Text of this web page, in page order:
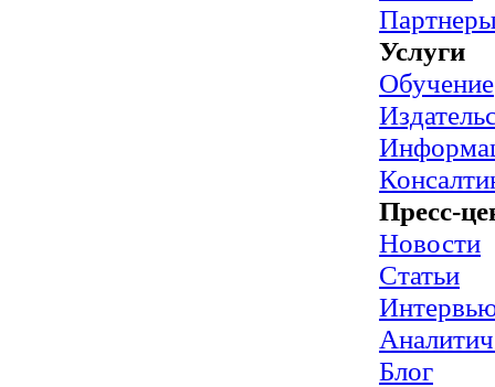
Услуги
Обучение
Пресс-
Новости
Статьи
Блог